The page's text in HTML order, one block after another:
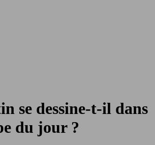
se dessine-t-il dans
du jour ?